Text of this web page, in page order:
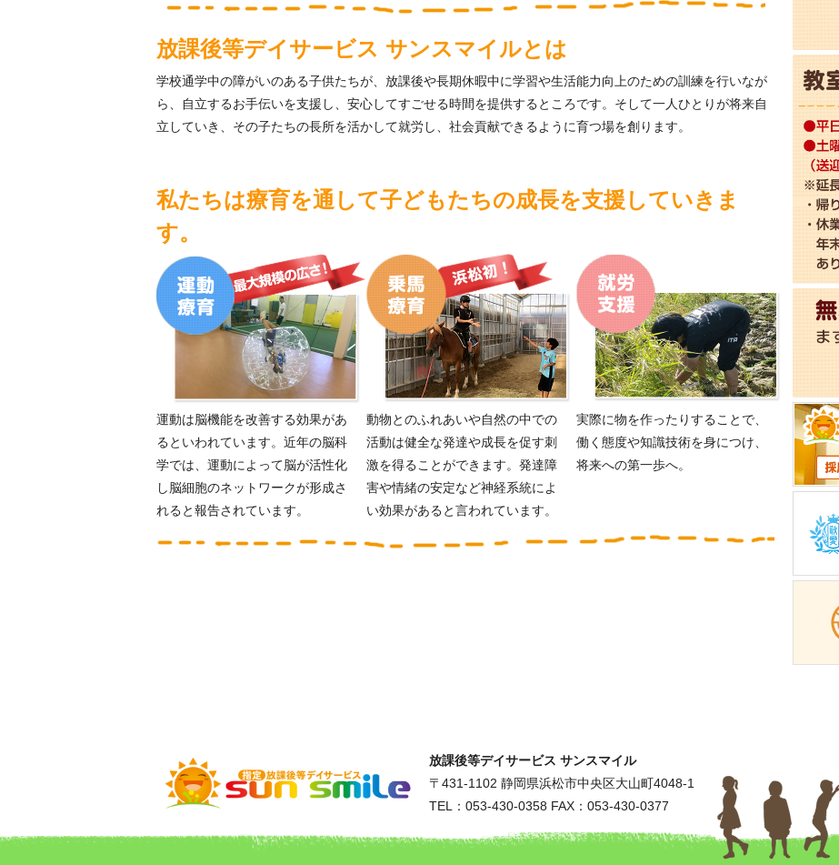
放課後等デイサービス サンスマイルとは
学校通学中の障がいのある子供たちが、放課後や長期休暇中に学習や生活能力向上のための訓練を行いなが
ら、自立するお手伝いを支援し、安心してすごせる時間を提供するところです。そして一人ひとりが将来自
立していき、その子たちの長所を活かして就労し、社会貢献できるように育つ場を創ります。
私たちは療育を通して子どもたちの成長を支援していきま
す。
運動は脳機能を改善する効果があ
るといわれています。近年の脳科
学では、運動によって脳が活性化
し脳細胞のネットワークが形成さ
れると報告されています。
動物とのふれあいや自然の中での
活動は健全な発達や成長を促す刺
激を得ることができます。発達障
害や情緒の安定など神経系統によ
い効果があると言われています。
実際に物を作ったりすることで、
働く態度や知識技術を身につけ、
将来への第一歩へ。
放課後等デイサービス サンスマイル
〒431-1102 静岡県浜松市中央区大山町4048-1
TEL：053-430-0358 FAX：053-430-0377